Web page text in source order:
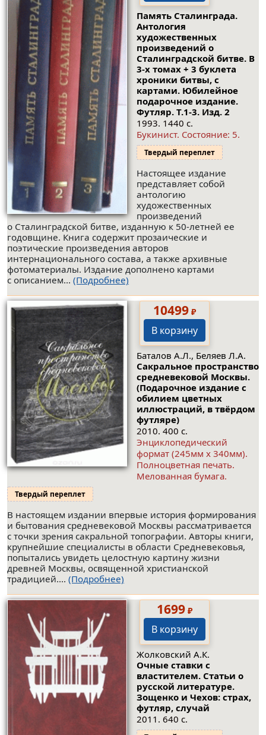
Память Сталинграда.
Антология
художественных
произведений о
Сталинградской битве. В
3-х томах + 3 буклета
хроники битвы, с
картами. Юбилейное
подарочное издание.
Футляр. Т.1-3. Изд. 2
1993. 1440 с.
Букинист. Состояние: 5.
Твердый переплет
Настоящее издание
представляет собой
антологию
художественных
произведений
о Сталинградской битве, изданную к 50-летней ее
годовщине. Книга содержит прозаические и
поэтические произведения авторов
интернационального состава, а также архивные
фотоматериалы. Издание дополнено картами
с описанием... (Подробнее)
10499₽
В корзину
Баталов А.Л., Беляев Л.А.
Сакральное пространство
средневековой Москвы.
(Подарочное издание с
обилием цветных
иллюстраций, в твёрдом
футляре)
2010. 400 с.
Энциклопедический
формат (245мм x 340мм).
Полноцветная печать.
Мелованная бумага.
Твердый переплет
В настоящем издании впервые история формирования
и бытования средневековой Москвы рассматривается
с точки зрения сакральной топографии. Авторы книги,
крупнейшие специалисты в области Средневековья,
попытались увидеть целостную картину жизни
древней Москвы, освященной христианской
традицией.... (Подробнее)
1699₽
В корзину
Жолковский А.К.
Очные ставки с
властителем. Статьи о
русской литературе.
Зощенко и Чехов: страх,
футляр, случай
2011. 640 с.